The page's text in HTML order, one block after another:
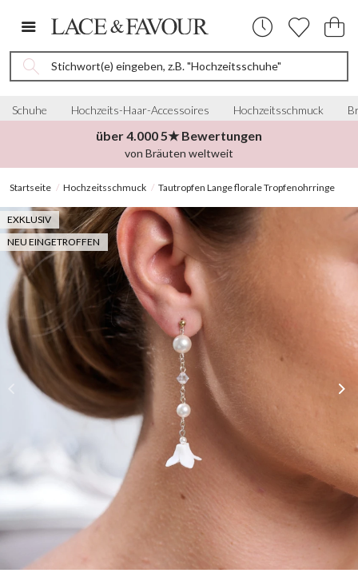
Stichwort(e) eingeben, z.B. "Hochzeitsschuhe"
Schuhe Hochzeits-Haar-Accessoires Hochzeitsschmuck
über 4.000 5★ Bewertungen
von Bräuten weltweit
Startseite Hochzeitsschmuck Tautropfen Lange florale Tropfenohrringe
EXKLUSIV
NEU EINGETROFFEN